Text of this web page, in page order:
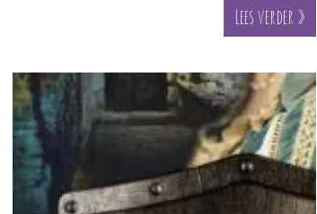
Lees verder »